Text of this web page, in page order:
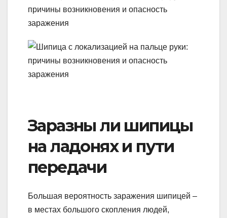
Заразны ли шипицы
на ладонях и пути
передачи
Большая вероятность заражения шипицей –
в местах большого скопления людей,